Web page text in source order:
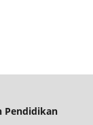
Pendidikan